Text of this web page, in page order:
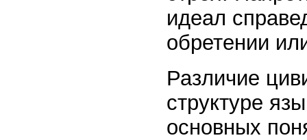
идеал
обретении
Различие
структуре
основных